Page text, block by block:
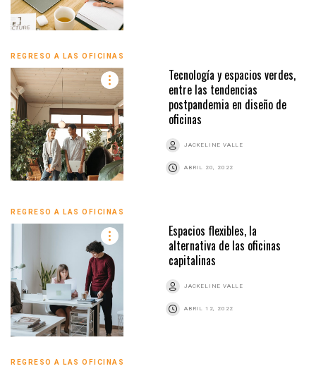
REGRESO A LAS OFICINAS
Tecnología y espacios verdes,
entre las tendencias
postpandemia en diseño de
oficinas
JACKELINE VALLE
ABRIL 20, 2022
REGRESO A LAS OFICINAS
Espacios flexibles, la
alternativa de las oficinas
capitalinas
JACKELINE VALLE
ABRIL 12, 2022
REGRESO A LAS OFICINAS